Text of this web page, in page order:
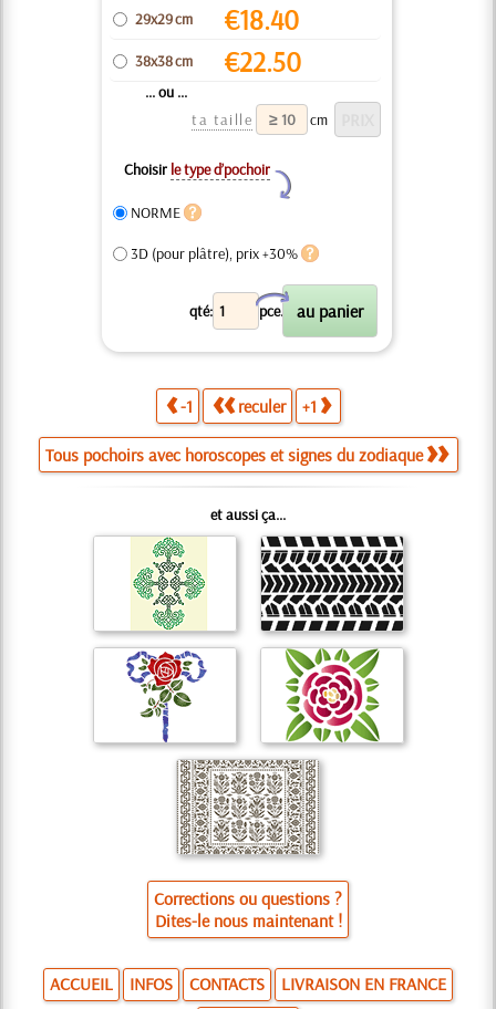
29x29 cm €18.40
38x38 cm €22.50
... ou ...
ta taille
cm
Choisir le type d’pochoir
Y
NORME
3D (pour plâtre), prix +30%
qté: pce.
X
-1 reculer +1
Tous pochoirs avec horoscopes et signes du zodiaque
et aussi ça...
Corrections ou questions ?
Dites-le nous maintenant !
ACCUEIL INFOS CONTACTS LIVRAISON EN FRANCE